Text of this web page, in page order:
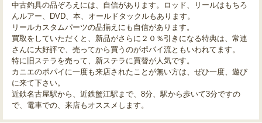
中古釣具の品ぞろえには、自信があります。ロッド、リールはもちろ
んルアー、DVD、本、オールドタックルもあります。
リールカスタムパーツの品揃えにも自信があります。
買取をしていただくと、新品がさらに２０％引きになる特典は、常連
さんに大好評で、売ってから買うのがポパイ流ともいわれてます。
特に旧ステラを売って、新ステラに買替が人気です。
カニエのポパイに一度も来店されたことが無い方は、ぜひ一度、遊び
に来て下さい。
近鉄名古屋駅から、近鉄蟹江駅まで、8分、駅から歩いて3分ですの
で、電車での、来店もオススメします。